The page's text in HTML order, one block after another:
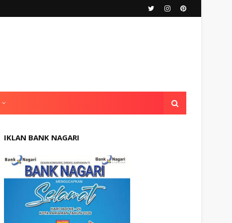
IKLAN BANK NAGARI